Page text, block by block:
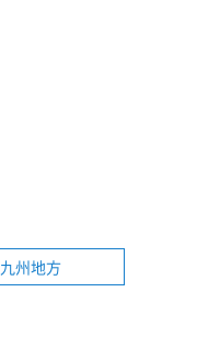
九州地方